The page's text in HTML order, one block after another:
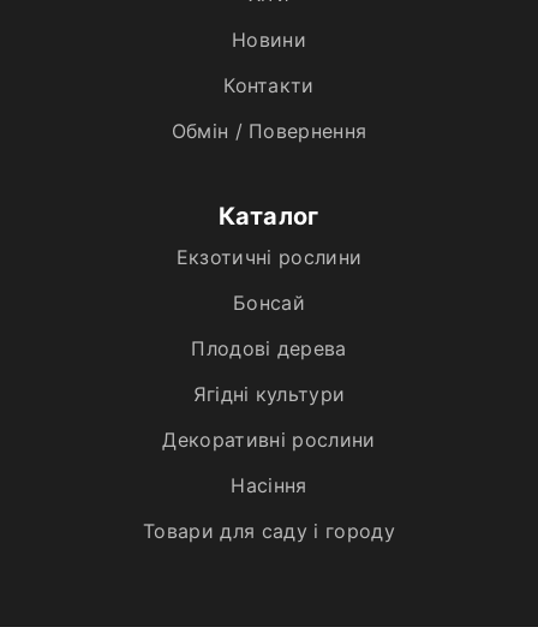
Новини
Контакти
Обмін / Повернення
Каталог
Екзотичні рослини
Бонсай
Плодові дерева
Ягідні культури
Декоративні рослини
Насіння
Товари для саду і городу